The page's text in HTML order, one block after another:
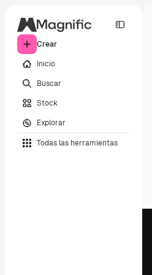
Crear
Inicio
Buscar
Stock
Explorar
Todas las herramientas